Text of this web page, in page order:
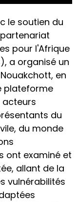
le soutien du
pour l'Afrique
a organisé un
en
plateforme
acteurs
du
du monde
ont examiné et
allant de la
vulnérabilités